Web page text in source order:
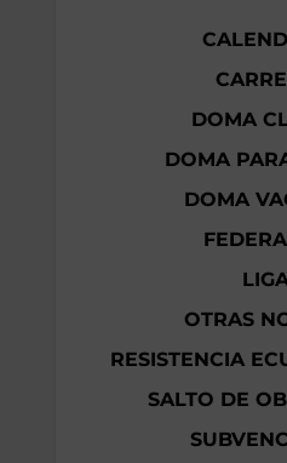
DOMA
DOMA
DOMA
OTRAS
RESISTENCIA
SALTO DE